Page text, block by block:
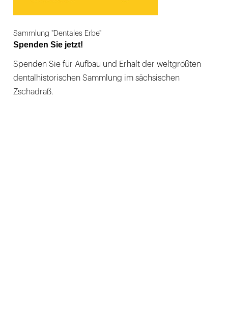
Sammlung "Dentales Erbe"
Spenden Sie jetzt!
Spenden Sie für Aufbau und Erhalt der weltgrößten
dentalhistorischen Sammlung im sächsischen
Zschadraß.